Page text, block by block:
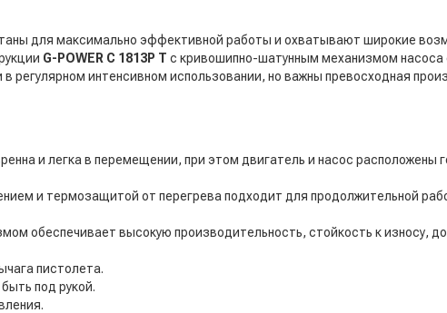
для максимально эффективной работы и охватывают широкие
G-POWER C 1813P T с кривошипно-шатунным механизмом насоса
регулярном интенсивном использовании, но важны превосходная
и легка в перемещении, при этом двигатель и насос расположены
и термозащитой от перегрева подходит для продолжительной
обеспечивает высокую производительность, стойкость к износу,
пистолета.
под рукой.